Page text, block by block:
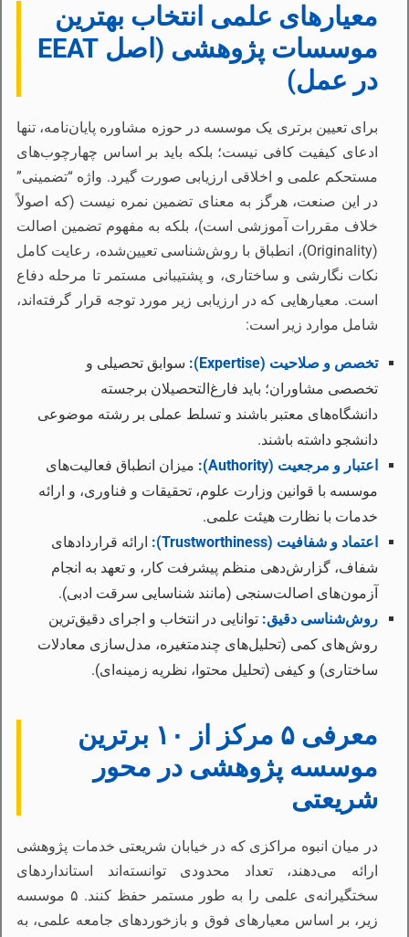
معیارهای علمی انتخاب بهترین
موسسات پژوهشی (اصل EEAT
در عمل)
برای تعیین برتری یک موسسه در حوزه مشاوره پایان‌نامه، تنها
ادعای کیفیت کافی نیست؛ بلکه باید بر اساس چهارچوب‌های
مستحکم علمی و اخلاقی ارزیابی صورت گیرد. واژه “تضمینی”
در این صنعت، هرگز به معنای تضمین نمره نیست (که اصولاً
خلاف مقررات آموزشی است)، بلکه به مفهوم تضمین اصالت
(Originality)، انطباق با روش‌شناسی تعیین‌شده، رعایت کامل
نکات نگارشی و ساختاری، و پشتیبانی مستمر تا مرحله دفاع
است. معیارهایی که در ارزیابی زیر مورد توجه قرار گرفته‌اند،
شامل موارد زیر است:
تخصص و صلاحیت (Expertise):
سوابق تحصیلی و
تخصصی مشاوران؛ باید فارغ‌التحصیلان برجسته
دانشگاه‌های معتبر باشند و تسلط عملی بر رشته موضوعی
دانشجو داشته باشند.
اعتبار و مرجعیت (Authority):
میزان انطباق فعالیت‌های
موسسه با قوانین وزارت علوم، تحقیقات و فناوری، و ارائه
خدمات با نظارت هیئت علمی.
اعتماد و شفافیت (Trustworthiness):
ارائه قراردادهای
شفاف، گزارش‌دهی منظم پیشرفت کار، و تعهد به انجام
آزمون‌های اصالت‌سنجی (مانند شناسایی سرقت ادبی).
روش‌شناسی دقیق: توانایی در انتخاب و اجرای دقیق‌ترین
روش‌های کمی (تحلیل‌های چندمتغیره، مدل‌سازی معادلات
ساختاری) و کیفی (تحلیل محتوا، نظریه زمینه‌ای).
معرفی ۵ مرکز از ۱۰ برترین
موسسه پژوهشی در محور
شریعتی
در میان انبوه مراکزی که در خیابان شریعتی خدمات پژوهشی
ارائه می‌دهند، تعداد محدودی توانسته‌اند استانداردهای
سختگیرانه‌ی علمی را به طور مستمر حفظ کنند. ۵ موسسه
زیر، بر اساس معیارهای فوق و بازخوردهای جامعه علمی، به